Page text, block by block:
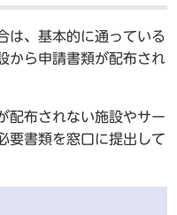
は、基本的に通っている
から申請書類が配布され
配布されない施設やサー
要書類を窓口に提出して